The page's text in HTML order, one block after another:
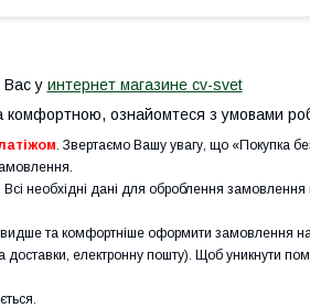
Вас у интернет магазине cv-svet
ознайомтеся з умовами
. Звертаємо Вашу увагу, що «Покупка
необхідні дані для оброблення
та комфортніше оформити замовлення на
електронну пошту). Щоб уникнути